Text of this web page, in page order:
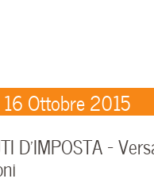
Ottobre 2015
D’IMPOSTA –